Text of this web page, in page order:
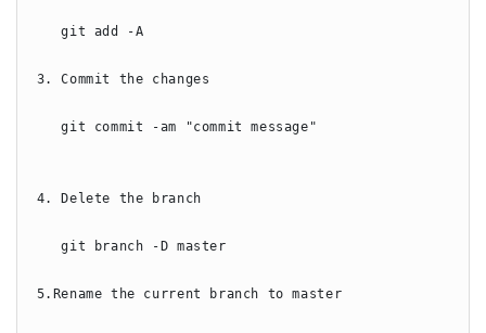
   git add -A
3. Commit the changes
   git commit -am "commit message"
4. Delete the branch
   git branch -D master
5.Rename the current branch to master